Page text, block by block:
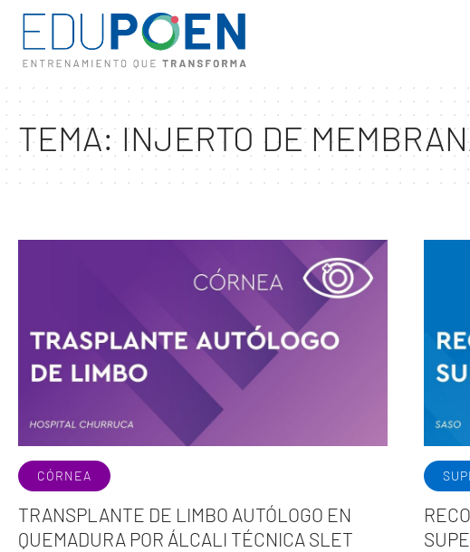
TEMA:INJERTO DE
CÓRNEA
TRANSPLANTE DE LIMBO AUTÓLOGO EN
QUEMADURA POR ÁLCALI TÉCNICA SLET